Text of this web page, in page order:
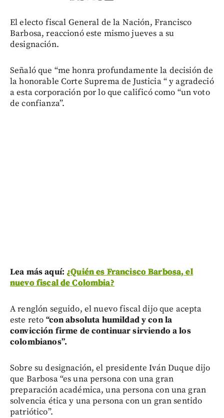
El electo fiscal General de la Nación, Francisco
Barbosa, reaccionó este mismo jueves a su
designación.
Señaló que “me honra profundamente la decisión de
la honorable Corte Suprema de Justicia “ y agradeció
a esta corporación por lo que calificó como “un voto
de confianza”.
Lea más aquí: ¿Quién es Francisco Barbosa, el
nuevo fiscal de Colombia?
A renglón seguido, el nuevo fiscal dijo que acepta
este reto “con absoluta humildad y con la
convicción firme de continuar sirviendo a los
colombianos”.
Sobre su designación, el presidente Iván Duque dijo
que Barbosa “es una persona con una gran
preparación académica, una persona con una gran
solvencia ética y una persona con un gran sentido
patriótico”.